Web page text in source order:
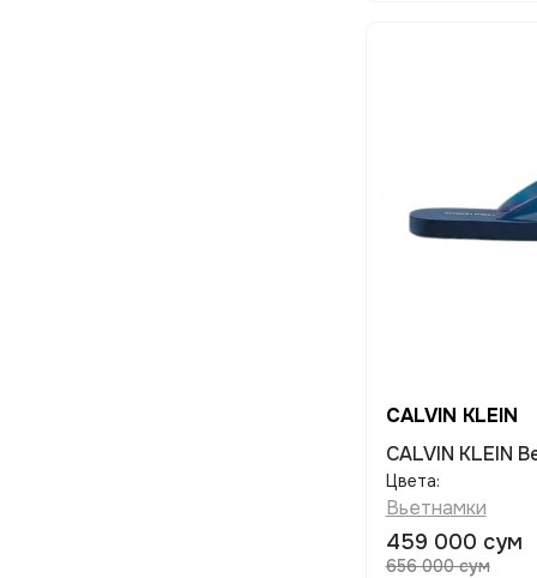
CALVIN KLEIN
CALVIN KLEIN
Цвета:
Вьетнамки
459 000 сум
656 000 сум